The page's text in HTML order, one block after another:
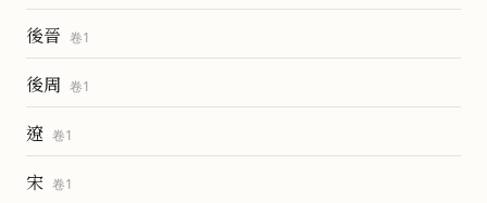
後晉 卷1
後周 卷1
遼 卷1
宋 卷1